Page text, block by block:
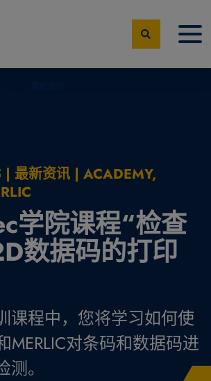
机器视觉专家
最新资讯 | ACADEMY,
学院课程“检查
数据码的打印
课程中，您将学习如何使
MERLIC对条码和数据码进
。